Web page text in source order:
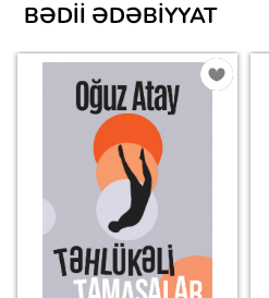
BƏDII ƏDƏBIYYAT